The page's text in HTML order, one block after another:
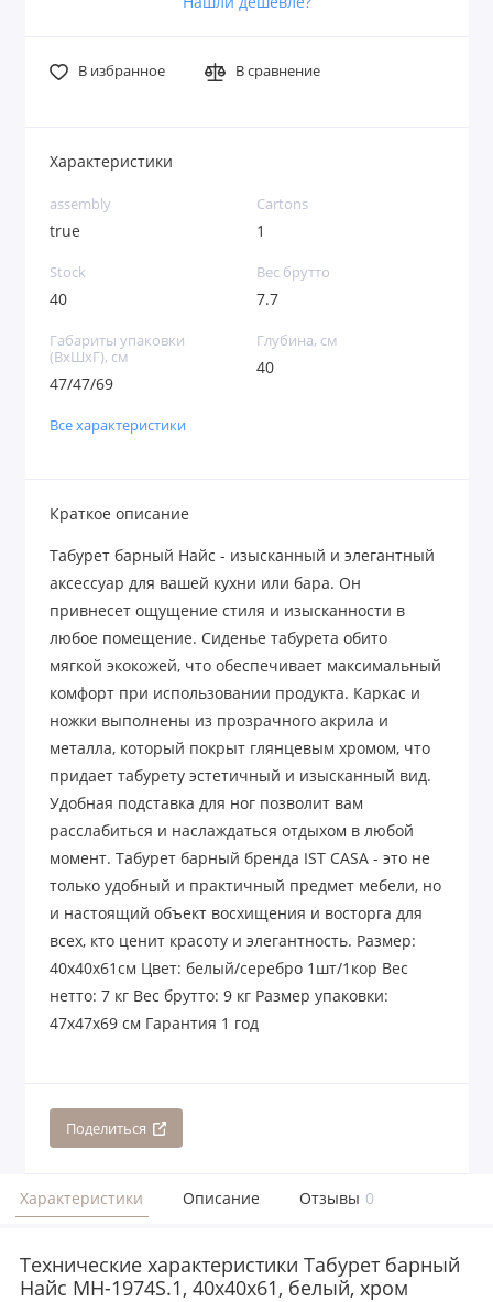
В избранное В сравнение
Характеристики
assembly
true
Cartons
1
Stock
40
Вес брутто
7.7
Габариты упаковки
(ВхШхГ), см
47/47/69
Глубина, см
40
Все характеристики
Краткое описание
Табурет барный Найс - изысканный и элегантный
аксессуар для вашей кухни или бара. Он
привнесет ощущение стиля и изысканности в
любое помещение. Сиденье табурета обито
мягкой экокожей, что обеспечивает максимальный
комфорт при использовании продукта. Каркас и
ножки выполнены из прозрачного акрила и
металла, который покрыт глянцевым хромом, что
придает табурету эстетичный и изысканный вид.
Удобная подставка для ног позволит вам
расслабиться и наслаждаться отдыхом в любой
момент. Табурет барный бренда IST CASA - это не
только удобный и практичный предмет мебели, но
и настоящий объект восхищения и восторга для
всех, кто ценит красоту и элегантность. Размер:
40х40х61см Цвет: белый/серебро 1шт/1кор Вес
нетто: 7 кг Вес брутто: 9 кг Размер упаковки:
47х47х69 см Гарантия 1 год
Поделиться
Характеристики Описание Отзывы 0
Технические характеристики Табурет барный
Найс MH-1974S.1, 40х40х61, белый, хром